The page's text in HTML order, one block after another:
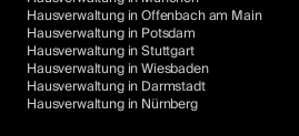
Hausverwaltung in Offenbach am Main
Hausverwaltung in Potsdam
Hausverwaltung in Stuttgart
Hausverwaltung in Wiesbaden
Hausverwaltung in Darmstadt
Hausverwaltung in Nürnberg